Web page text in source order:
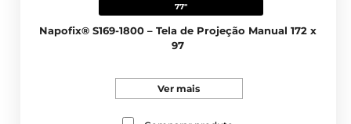
77"
Napofix® S169-1800 – Tela de Projeção Manual 172 x
97
Ver mais